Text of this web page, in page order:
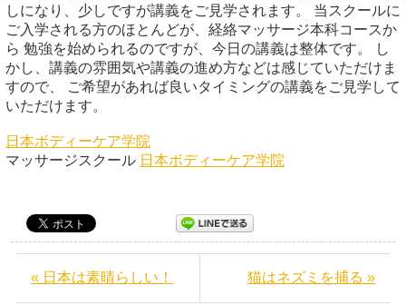
しになり、少しですが講義をご見学されます。 当スクールに
ご入学される方のほとんどが、経絡マッサージ本科コースか
ら 勉強を始められるのですが、今日の講義は整体です。 し
かし、講義の雰囲気や講義の進め方などは感じていただけま
すので、 ご希望があれば良いタイミングの講義をご見学して
いただけます。
日本ボディーケア学院
マッサージスクール 日本ボディーケア学院
« 日本は素晴らしい！ 猫はネズミを捕る »